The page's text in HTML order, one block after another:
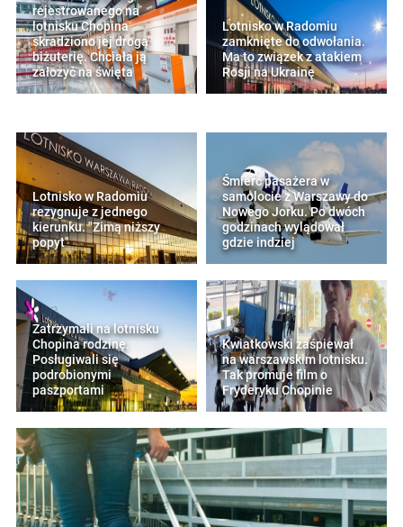
rejestrowanego na
lotnisku Chopina
skradziono jej drogą
biżuterię. Chciała ją
założyć na święta
Lotnisko w Radomiu
zamknięte do odwołania.
Ma to związek z atakiem
Rosji na Ukrainę
Lotnisko w Radomiu
rezygnuje z jednego
kierunku. "Zimą niższy
popyt"
Śmierć pasażera w
samolocie z Warszawy do
Nowego Jorku. Po dwóch
godzinach wylądował
gdzie indziej
Zatrzymali na lotnisku
Chopina rodzinę.
Posługiwali się
podrobionymi
paszportami
Kwiatkowski zaśpiewał
na warszawskim lotnisku.
Tak promuje film o
Fryderyku Chopinie